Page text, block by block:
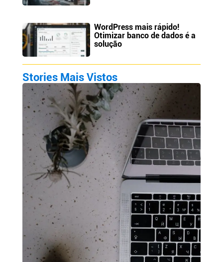
WordPress mais rápido!
Otimizar banco de dados é a
solução
Stories Mais Vistos